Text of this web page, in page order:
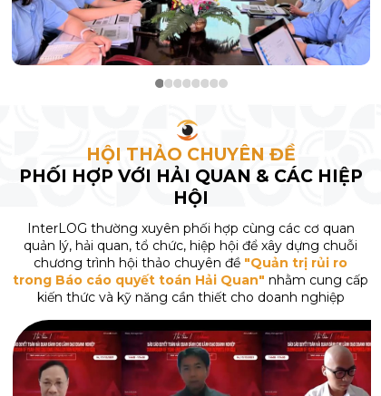
HỘI THẢO CHUYÊN ĐỀ
PHỐI HỢP VỚI HẢI QUAN & CÁC HIỆP
HỘI
InterLOG thường xuyên phối hợp cùng các cơ quan
quản lý, hải quan, tổ chức, hiệp hội để xây dựng chuỗi
chương trình hội thảo chuyên đề "Quản trị rủi ro
trong Báo cáo quyết toán Hải Quan" nhằm cung cấp
kiến thức và kỹ năng cần thiết cho doanh nghiệp